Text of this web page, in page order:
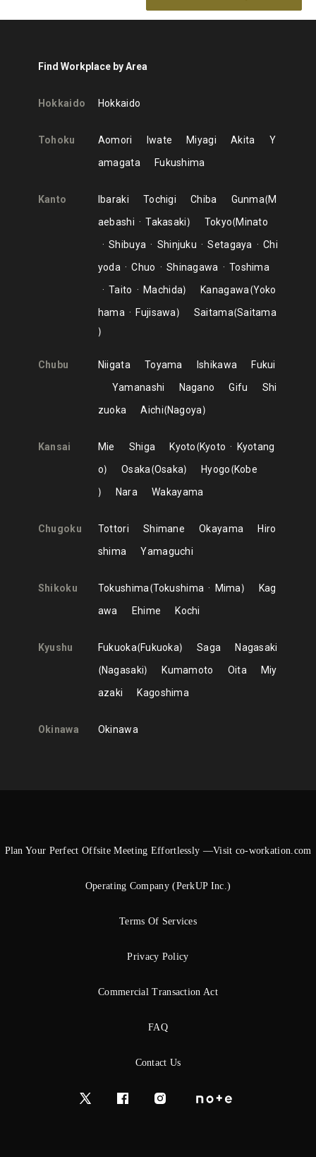
Find Workplace by Area
Hokkaido Hokkaido
Tohoku Aomori Iwate Miyagi Akita
Y
amagata
Fukushima
Kanto Ibaraki Tochigi Chiba Gunma M
aebashi
Takasaki Tokyo Minato
Shibuya
Shinjuku Setagaya
Chi
yoda
Chuo Shinagawa
Toshima
Taito
Machida Kanagawa Yoko
hama
Fujisawa Saitama Saitama
Chubu Niigata Toyama Ishikawa
Fukui
Yamanashi
Nagano Gifu
Shi
zuoka
Aichi Nagoya
Kansai Mie Shiga Kyoto Kyoto
Kyotang
o
Osaka Osaka Hyogo Kobe
Nara
Wakayama
Chugoku Tottori Shimane Okayama
Hiro
shima
Yamaguchi
Shikoku Tokushima Tokushima Mima
Kag
awa
Ehime Kochi
Kyushu Fukuoka Fukuoka Saga
Nagasaki
Nagasaki
Kumamoto Oita
Miy
azaki
Kagoshima
Okinawa Okinawa
Plan Your Perfect Offsite Meeting Effortlessly —Visit co-workation.com
Operating Company (PerkUP Inc.)
Terms Of Services
Privacy Policy
Commercial Transaction Act
FAQ
Contact Us